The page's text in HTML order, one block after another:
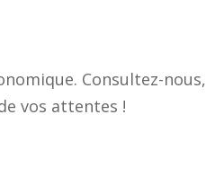
Consultez-nous,
vos attentes !